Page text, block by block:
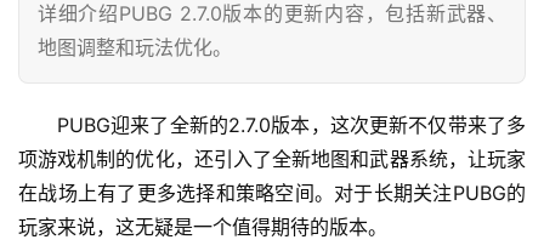
详细介绍PUBG 2.7.0版本的更新内容，包括新武器、
地图调整和玩法优化。
PUBG迎来了全新的2.7.0版本，这次更新不仅带来了多
项游戏机制的优化，还引入了全新地图和武器系统，让玩家
在战场上有了更多选择和策略空间。对于长期关注PUBG的
玩家来说，这无疑是一个值得期待的版本。